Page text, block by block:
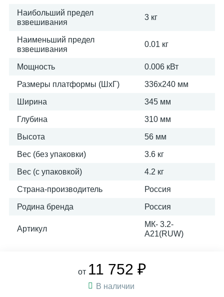
Наибольший предел
взвешивания
3 кг
Наименьший предел
взвешивания
0.01 кг
Мощность 0.006 кВт
Размеры платформы (ШxГ) 336х240 мм
Ширина 345 мм
Глубина 310 мм
Высота 56 мм
Вес (без упаковки) 3.6 кг
Вес (с упаковкой) 4.2 кг
Страна-производитель Россия
Родина бренда Россия
Артикул
МК- 3.2-
А21(RUW)
от 11 752 ₽
В наличии